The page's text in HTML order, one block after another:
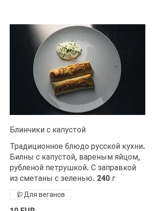
Блинчики с капустой
Традиционное блюдо русской кухни.
Билны с капустой, вареным яйцом,
рубленой петрушкой. С заправкой
из сметаны с зеленью. 240 г
Для веганов